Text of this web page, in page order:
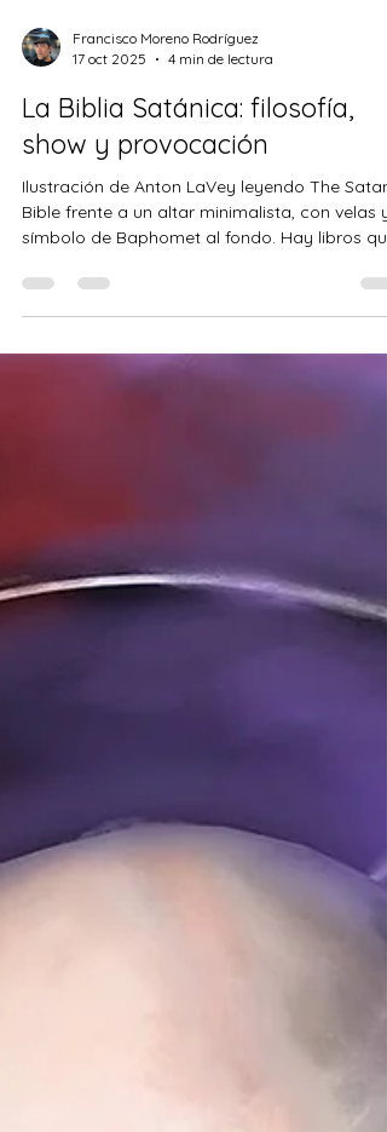
17 oct 2025
4 min de lectura
La Biblia Satánica: filosofía,
show y provocación
Ilustración de Anton LaVey leyendo The
símbolo de Baphomet al fondo. Hay libros que
se leen, y otros que se lanzan como una
Satanic Bible , y lo hizo con la intención exacta